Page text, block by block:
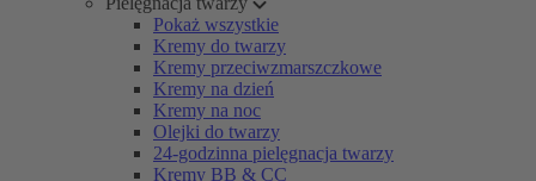
Pokaż wszystkie
Kremy do twarzy
Kremy przeciwzmarszczkowe
Kremy na dzień
Kremy na noc
Olejki do twarzy
24-godzinna pielęgnacja twarzy
Kremy BB & CC